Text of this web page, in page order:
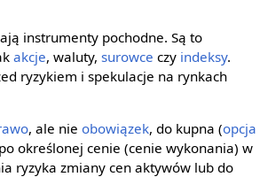
instrumenty pochodne. Są to
akcje, waluty,surowce czy indeksy.
ryzykiem i spekulacje na rynkach
, ale nie obowiązek, do kupna (opcja
określonej cenie (cenie wykonania) w
ryzyka zmiany cen aktywów lub do